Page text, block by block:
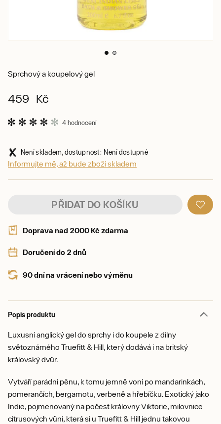
Sprchový a koupelový gel
459 Kč
4 hodnocení
Není skladem, dostupnost: Není dostupné
Informujte mě, až bude zboží skladem
PŘIDAT DO KOŠÍKU
Doprava nad 2000 Kč zdarma
Doručení do 2 dnů
90 dní na vrácení nebo výměnu
Popis produktu
Luxusní anglický gel do sprchy i do koupele z dílny
světoznámého Truefitt & Hill, který dodává i na britský
královský dvůr.
Vytváří parádní pěnu, k tomu jemně voní po mandarinkách,
pomerančích, bergamotu, verbeně a hřebíčku. Exotický jako
Indie, pojmenovaný na počest královny Viktorie, milovnice
citrusových vůní, která si u Truefitt & Hill jednu takovou